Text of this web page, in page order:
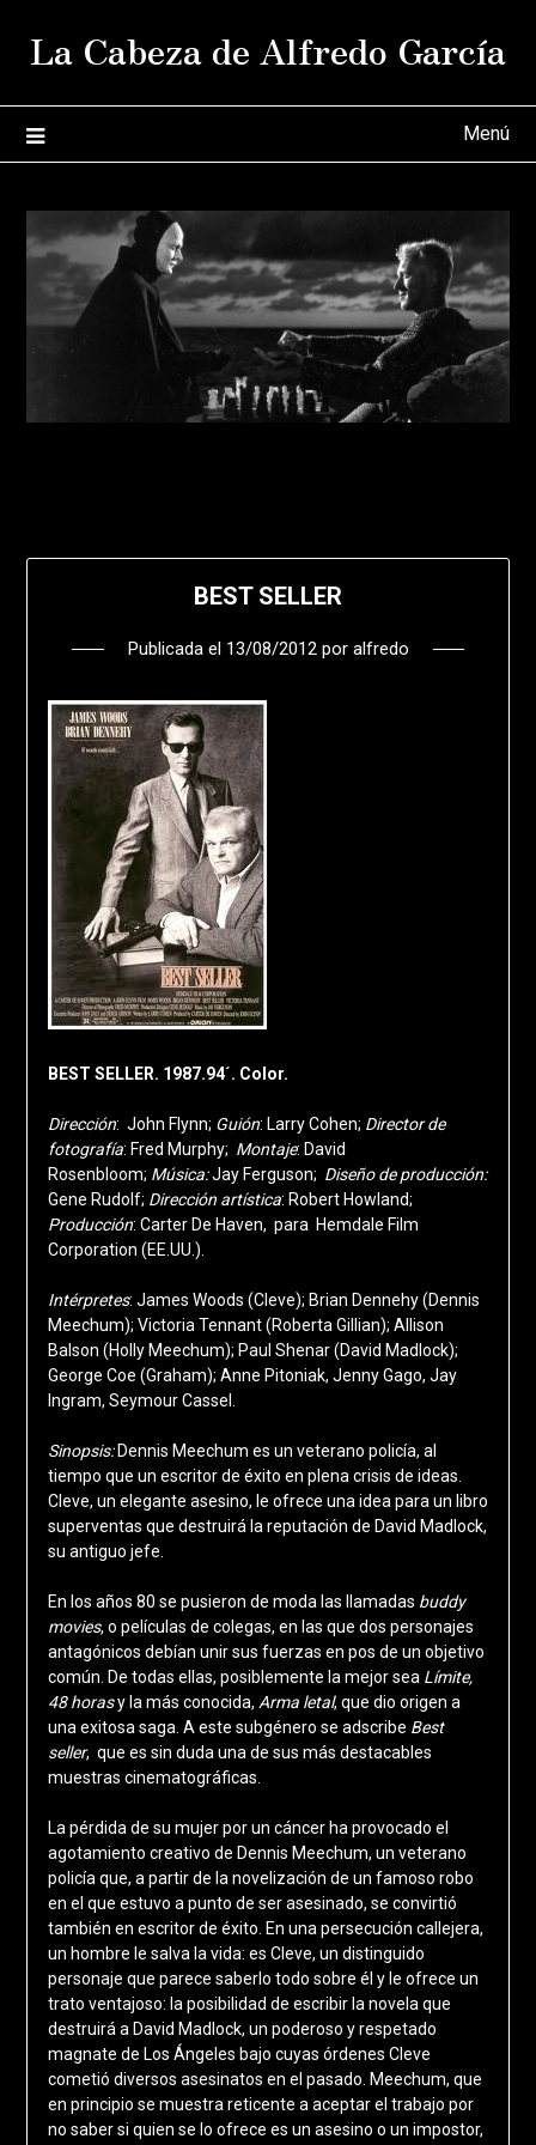
La Cabeza de Alfredo García
Menú
BEST SELLER
Publicada el 13/08/2012por alfredo
BEST SELLER. 1987.94´. Color.
Dirección: John Flynn; Guión: Larry Cohen; Director de
fotografía: Fred Murphy; Montaje: David
Rosenbloom; Música:Jay Ferguson; Diseño de producción:
Gene Rudolf; Dirección artística: Robert Howland;
Producción: Carter De Haven, para Hemdale Film
Corporation (EE.UU.).
Intérpretes: James Woods (Cleve); Brian Dennehy (Dennis
Meechum); Victoria Tennant (Roberta Gillian); Allison
Balson (Holly Meechum); Paul Shenar (David Madlock);
George Coe (Graham); Anne Pitoniak, Jenny Gago, Jay
Ingram, Seymour Cassel.
Sinopsis:Dennis Meechum es un veterano policía, al
tiempo que un escritor de éxito en plena crisis de ideas.
Cleve, un elegante asesino, le ofrece una idea para un libro
superventas que destruirá la reputación de David Madlock,
su antiguo jefe.
En los años 80 se pusieron de moda las llamadas buddy
movies, o películas de colegas, en las que dos personajes
antagónicos debían unir sus fuerzas en pos de un objetivo
común. De todas ellas, posiblemente la mejor sea Límite,
48 horasy la más conocida, Arma letal, que dio origen a
una exitosa saga. A este subgénero se adscribe Best
seller, que es sin duda una de sus más destacables
muestras cinematográficas.
La pérdida de su mujer por un cáncer ha provocado el
agotamiento creativo de Dennis Meechum, un veterano
policía que, a partir de la novelización de un famoso robo
en el que estuvo a punto de ser asesinado, se convirtió
también en escritor de éxito. En una persecución callejera,
un hombre le salva la vida: es Cleve, un distinguido
personaje que parece saberlo todo sobre él y le ofrece un
trato ventajoso: la posibilidad de escribir la novela que
destruirá a David Madlock, un poderoso y respetado
magnate de Los Ángeles bajo cuyas órdenes Cleve
cometió diversos asesinatos en el pasado. Meechum, que
en principio se muestra reticente a aceptar el trabajo por
no saber si quien se lo ofrece es un asesino o un impostor,